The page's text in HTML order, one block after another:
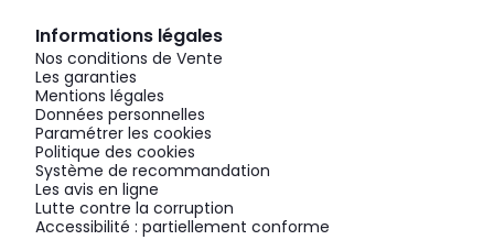
Informations légales
Nos conditions de Vente
Les garanties
Mentions légales
Données personnelles
Paramétrer les cookies
Politique des cookies
Système de recommandation
Les avis en ligne
Lutte contre la corruption
Accessibilité : partiellement conforme